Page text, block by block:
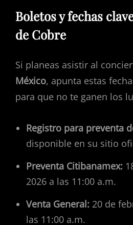
Boletos y fechas
de Cobre
Si planeas asistir al
México, apunta estas
para que no te ganen los
Registro para preventa
disponible en su sitio
Preventa Citibanamex:
2026 a las 11:00 a.m.
Venta General: 20 de
las 11:00 a.m.